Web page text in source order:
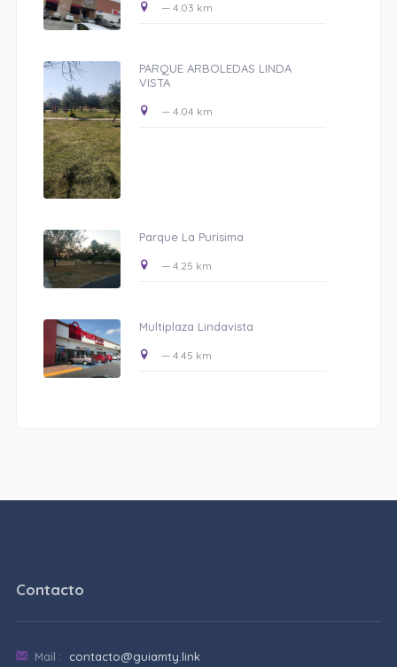
— 4.03 km
PARQUE ARBOLEDAS LINDA
VISTA
— 4.04 km
Parque La Purisima
— 4.25 km
Multiplaza Lindavista
— 4.45 km
Contacto
Mail : contacto@guiamty.link